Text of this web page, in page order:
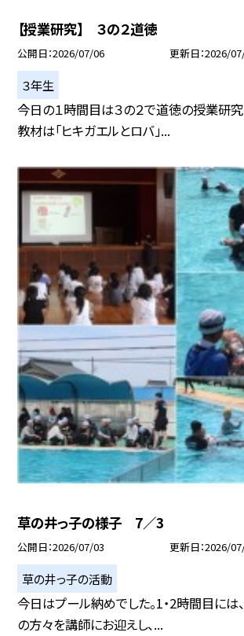
【授業研究】 ３の２道徳
公開日 2026/07/06 更新日 2026/
３年生
今日の１時間目は３の２で道徳の授業研究
教材は「ヒキガエルとロバ」...
草の井っ子の様子 7／3
公開日 2026/07/03 更新日 2026/
草の井っ子の活動
今日はプール納めでした。1・2時間目に
の方々を講師にお迎えし、...